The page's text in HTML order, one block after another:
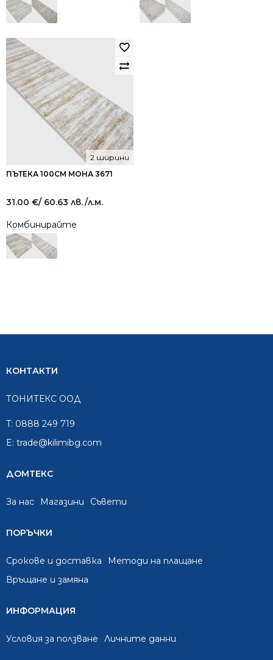
ПЪТЕКА 100СМ МОНА 3671
2 ширини
31.00 €/ 60.63 лв./л.м.
Комбинирайте
КОНТАКТИ
ТОНИТЕКС ООД
T: 0888 249 719
E: trade@kilimibg.com
ДОМТЕКС
За нас Mагазини Съвети
ПОРЪЧКИ
Срокове и доставка
Методи на плащане
Връщане и замяна
ИНФОРМАЦИЯ
Условия за ползване Личните данни